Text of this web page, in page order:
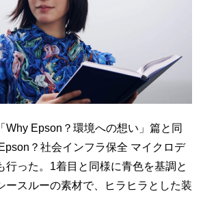
Why Epson？環境への想い」篇と同
？社会インフラ保全 マイクロデ
行った。1着目と同様に青色を基調と
ースルーの素材で、ヒラヒラとした装